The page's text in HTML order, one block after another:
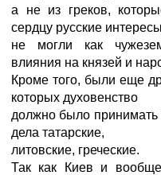
а не из греков,
сердцу русские
не могли как
влияния на князей и
Кроме того, были еще
которых духовенство
должно было принимать
дела татарские,
литовские, греческие.
Так как Киев и